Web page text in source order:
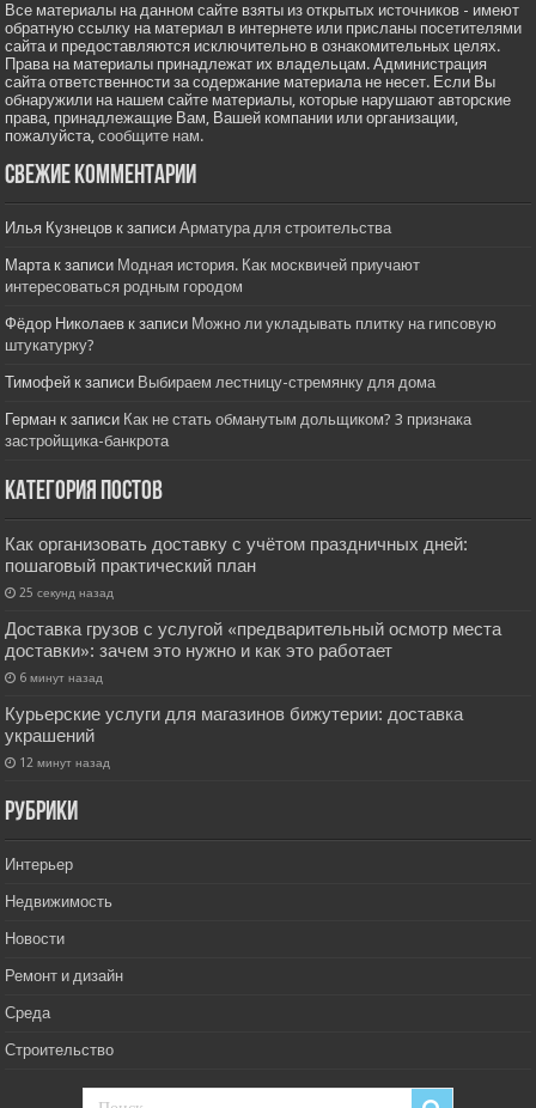
Все материалы на данном сайте взяты из открытых источников - имеют
обратную ссылку на материал в интернете или присланы посетителями
сайта и предоставляются исключительно в ознакомительных целях.
Права на материалы принадлежат их владельцам. Администрация
сайта ответственности за содержание материала не несет. Если Вы
обнаружили на нашем сайте материалы, которые нарушают авторские
права, принадлежащие Вам, Вашей компании или организации,
пожалуйста,сообщите нам.
Свежие комментарии
Илья Кузнецов к записиАрматура для строительства
Мартак записи Модная история. Как москвичей приучают
интересоваться родным городом
Фёдор Николаев к записи Можно ли укладывать плитку на гипсовую
штукатурку?
Тимофей к записи Выбираем лестницу-стремянку для дома
Герман к записи Как не стать обманутым дольщиком? 3 признака
застройщика-банкрота
Категория постов
Как организовать доставку с учётом праздничных дней:
пошаговый практический план
25 секунд назад
Доставка грузов с услугой «предварительный осмотр места
доставки»: зачем это нужно и как это работает
6 минут назад
Курьерские услуги для магазинов бижутерии: доставка
украшений
12 минут назад
РУбрики
Интерьер
Недвижимость
Новости
Ремонт и дизайн
Среда
Строительство